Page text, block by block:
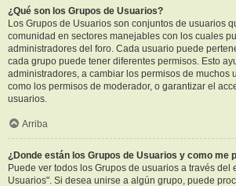
¿Qué son los Grupos de Usuarios?
Los Grupos de Usuarios son conjuntos de usuarios
comunidad en sectores manejables con los cuales
administradores del foro. Cada usuario puede
cada grupo puede tener diferentes permisos. Esto
administradores, a cambiar los permisos de muchos
como los permisos de moderador, o garantizar el
usuarios.
Arriba
¿Donde están los Grupos de Usuarios y como me
Puede ver todos los Grupos de usuarios a través del
Usuarios". Si desea unirse a algún grupo, puede